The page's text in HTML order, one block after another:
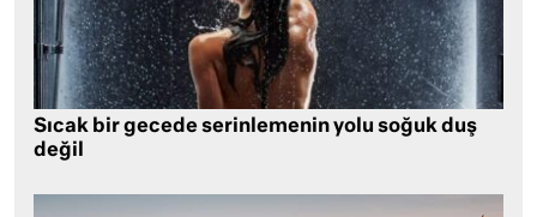
Sıcak bir gecede serinlemenin yolu soğuk duş
değil